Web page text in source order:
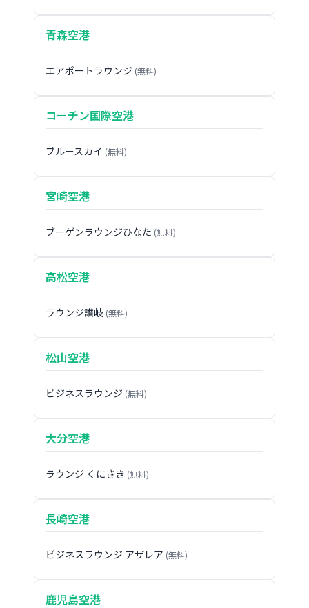
青森空港
エアポートラウンジ (無料)
コーチン国際空港
ブルースカイ (無料)
宮崎空港
ブーゲンラウンジひなた (無料)
高松空港
ラウンジ讃岐 (無料)
松山空港
ビジネスラウンジ (無料)
大分空港
ラウンジ くにさき (無料)
長崎空港
ビジネスラウンジ アザレア (無料)
鹿児島空港